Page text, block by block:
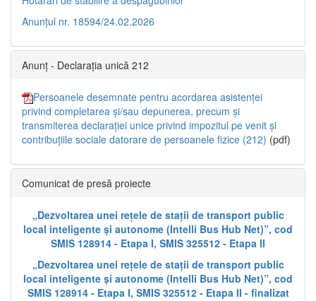
Anunțul nr. 18594/24.02.2026
Anunț - Declarația unică 212
Persoanele desemnate pentru acordarea asistenței
privind completarea și/sau depunerea, precum și
transmiterea declarației unice privind impozitul pe venit și
contribuțiile sociale datorare de persoanele fizice (212) (pdf)
Comunicat de presă proiecte
„Dezvoltarea unei rețele de stații de transport public
local inteligente și autonome (Intelli Bus Hub Net)”, cod
SMIS 128914 - Etapa I, SMIS 325512 - Etapa II
„Dezvoltarea unei rețele de stații de transport public
local inteligente și autonome (Intelli Bus Hub Net)”, cod
SMIS 128914 - Etapa I, SMIS 325512 - Etapa II - finalizat